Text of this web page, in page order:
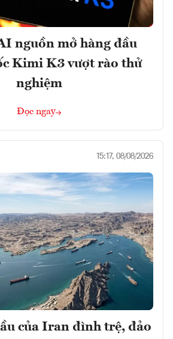
nguồn mở hàng đầu
Kimi K3 vượt rào thử
nghiệm
Đọc ngay
15:17, 08/08/2026
của Iran đình trệ, đảo